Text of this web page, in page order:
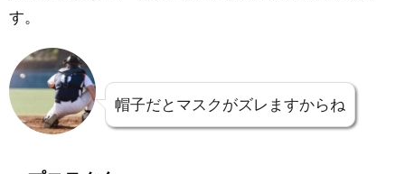
す。
帽子だとマスクがズレますからね